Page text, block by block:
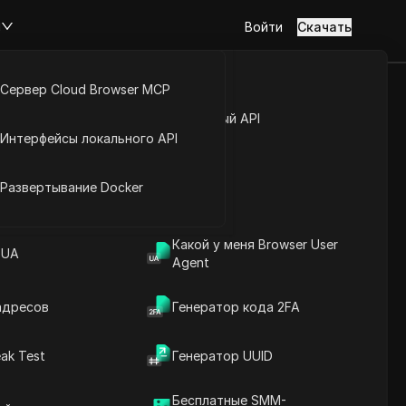
Открытый API
Какой у меня Browser User
Agent
Генератор кода 2FA
Test Генератор UUID
Бесплатные SMM-
Сервер Cloud Browser MCP
Интерфейсы локального API
Развертывание Docker
Войти Скачать
подать
Введение в содержание